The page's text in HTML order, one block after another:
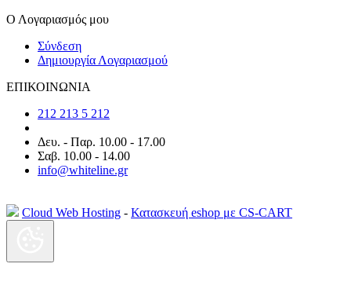
Ο Λογαριασμός μου
Σύνδεση
Δημιουργία Λογαριασμού
ΕΠΙΚΟΙΝΩΝΙΑ
212 213 5 212
Δευ. - Παρ. 10.00 - 17.00
Σαβ. 10.00 - 14.00
info@whiteline.gr
Cloud Web Hosting - Κατασκευή eshop με CS-CART